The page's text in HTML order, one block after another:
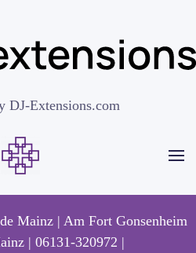
DJ-Extensions.com
Mainz | Am Fort Gonsenheim
| 06131-320972 |